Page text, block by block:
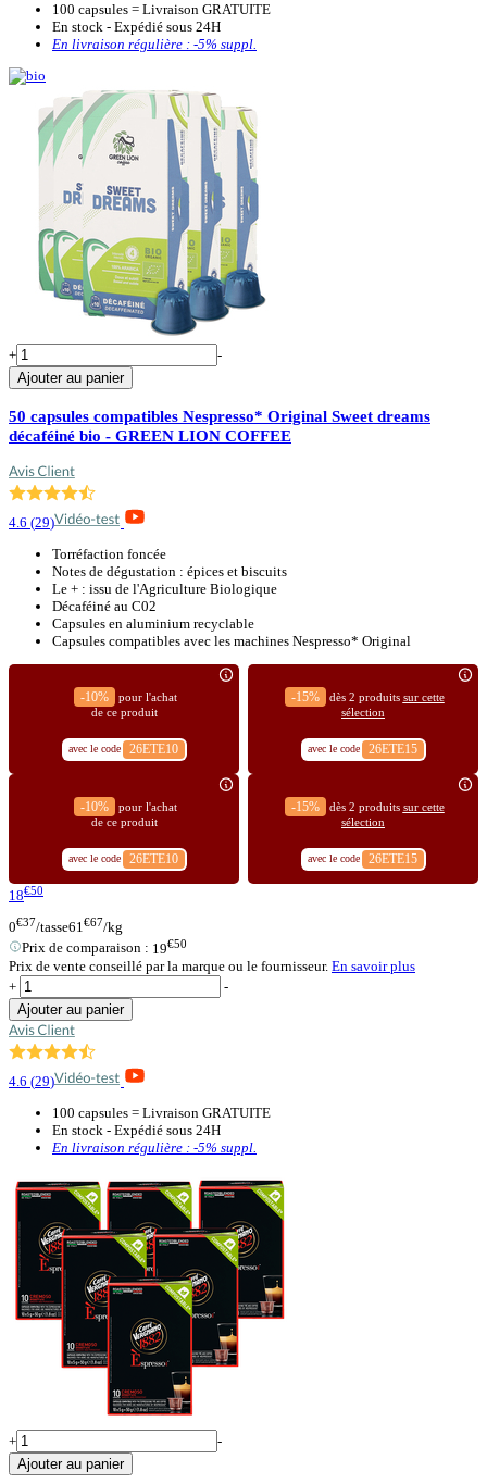
100 capsules = Livraison GRATUITE
En stock - Expédié sous 24H
En livraison régulière : -5% suppl.
+
-
Ajouter au panier
50 capsules compatibles Nespresso* Original Sweet dreams
décaféiné bio - GREEN LION COFFEE
4.6 (29)
Torréfaction foncée
Notes de dégustation : épices et biscuits
Le + : issu de l'Agriculture Biologique
Décaféiné au C02
Capsules en aluminium recyclable
Capsules compatibles avec les machines Nespresso* Original
-10%
pour l'achat
de ce produit
avec le code 26ETE10
-15% dès 2 produits sur cette
sélection
avec le code 26ETE15
-10%
pour l'achat
de ce produit
avec le code 26ETE10
-15% dès 2 produits sur cette
sélection
avec le code 26ETE15
18€50
0€37/tasse61€67/kg
Prix de comparaison : 19€50
Prix de vente conseillé par la marque ou le fournisseur. En savoir plus
+
-
Ajouter au panier
4.6 (29)
100 capsules = Livraison GRATUITE
En stock - Expédié sous 24H
En livraison régulière : -5% suppl.
+
-
Ajouter au panier